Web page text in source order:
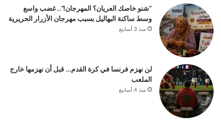
“شنو خاصك العريان؟ المهرجان!”.. غضب واسع
وسط ساكنة البهاليل بسبب مهرجان الأزرار الحريرية
منذ 3 أسابيع
لن نهزم فرنسا في كرة القدم… قبل أن نهزمها خارج
الملعب
منذ 4 أسابيع